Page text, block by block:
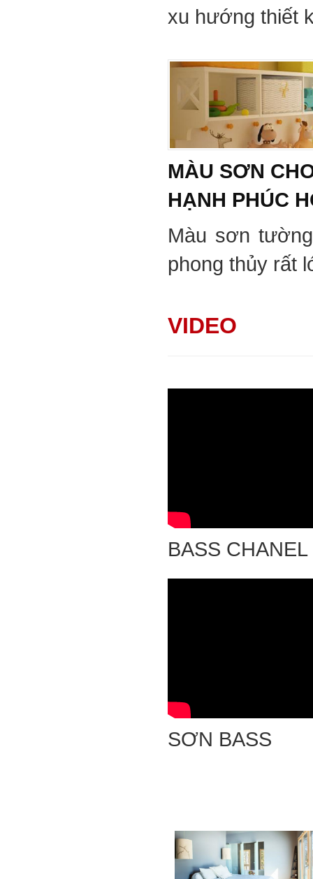
xu hướng thiết
MÀU SƠN
HẠNH PHÚC
Màu sơn
phong thủy rất
VIDEO
BASS CHANEL
SƠN BASS